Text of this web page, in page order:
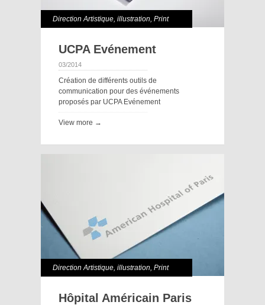
Direction Artistique, illustration, Print
UCPA Evénement
03/2014
Création de différents outils de
communication pour des événements
proposés par UCPA Evénement
View more →
Direction Artistique, illustration, Print
Hôpital Américain Paris